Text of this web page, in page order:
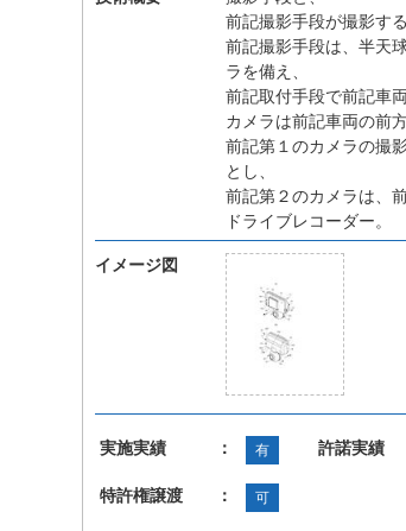
前記撮影手段が撮影す
前記撮影手段は、半天
ラを備え、
前記取付手段で前記車
カメラは前記車両の前
前記第１のカメラの撮
とし、
前記第２のカメラは、
ドライブレコーダー。
イメージ図
実施実績 ： 有 許諾実績
特許権譲渡 ： 可